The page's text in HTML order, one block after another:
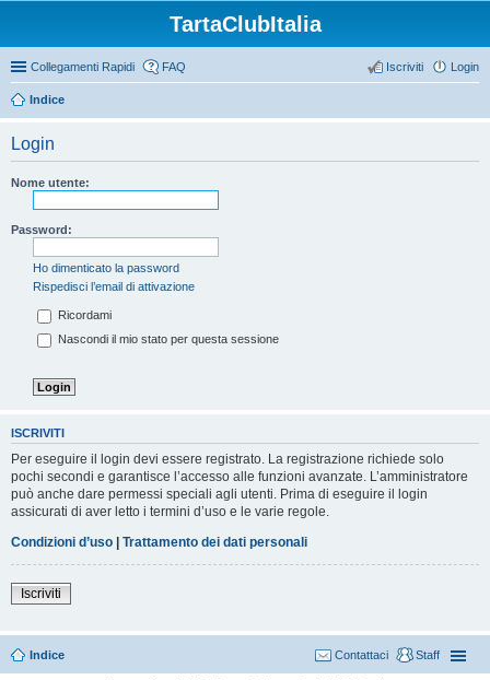
TartaClubItalia
Collegamenti Rapidi FAQ Login
Iscriviti
Indice
Login
Nome utente:
Password:
Ho dimenticato la password
Rispedisci l’email di attivazione
Ricordami
Nascondi il mio stato per questa sessione
ISCRIVITI
Per eseguire il login devi essere registrato. La registrazione richiede solo
pochi secondi e garantisce l’accesso alle funzioni avanzate. L’amministratore
può anche dare permessi speciali agli utenti. Prima di eseguire il login
assicurati di aver letto i termini d’uso e le varie regole.
Condizioni d’uso | Trattamento dei dati personali
Iscriviti
Indice Staff
Contattaci